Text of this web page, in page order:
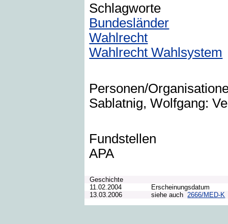
Schlagworte
Bundesländer
Wahlrecht
Wahlrecht Wahlsystem
Personen/
Sablatnig, Wolfgang:
Fundstellen
APA
Geschichte
11.02.2004
Erscheinungsdatum
13.03.2006
siehe auch 2666/MED-K